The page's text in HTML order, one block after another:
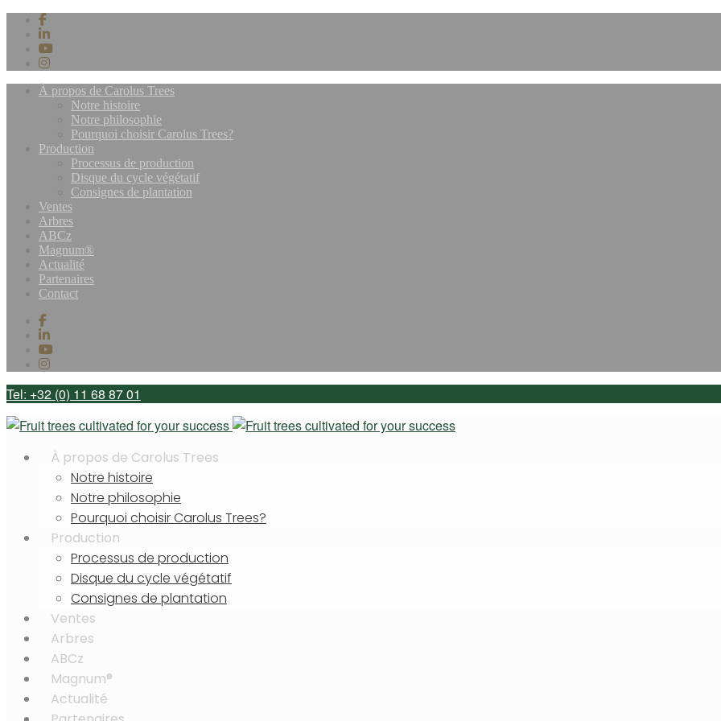
À propos de Carolus Trees
Notre histoire
Notre philosophie
Pourquoi choisir Carolus Trees?
Production
Processus de production
Disque du cycle végétatif
Consignes de plantation
Ventes
Arbres
ABCz
Magnum®
Actualité
Partenaires
Contact
Tel: +32 (0) 11 68 87 01
À propos de Carolus Trees
Notre histoire
Notre philosophie
Pourquoi choisir Carolus Trees?
Production
Processus de production
Disque du cycle végétatif
Consignes de plantation
Ventes
Arbres
ABCz
Magnum®
Actualité